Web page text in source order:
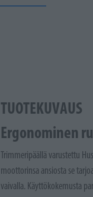
TUOTEKUVAUS
Ergonominen
Trimmeripäällä varustettu
moottorinsa ansiosta se
vaivalla. Käyttökokemusta